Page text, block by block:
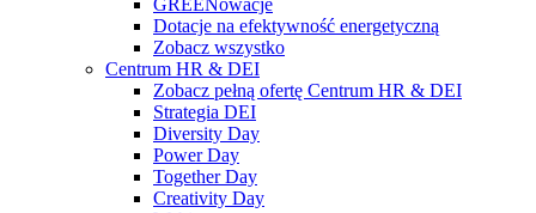
GREENowacje
Dotacje na efektywność energetyczną
Zobacz wszystko
Centrum HR & DEI
Zobacz pełną ofertę Centrum HR & DEI
Strategia DEI
Diversity Day
Power Day
Together Day
Creativity Day